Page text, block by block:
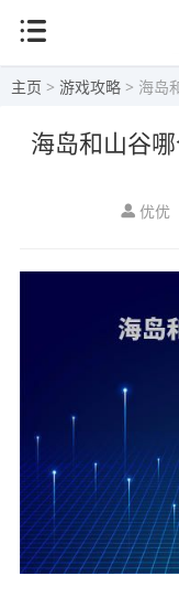
主页 > 游戏攻略 > 海岛
海岛和山谷
优优